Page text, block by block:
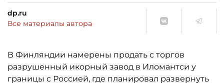
dp.ru
Все материалы автора
В Финляндии намерены продать с торгов
разрушенный икорный завод в Иломантси у
границы с Россией, где планировал развернуть